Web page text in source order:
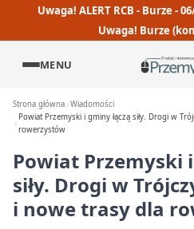
Uwaga! ALERT RCB - Burze -
Uwaga! Burze
MENU
Strona główna Wiadomości
Powiat Przemyski i gminy łączą siły. Drogi w
rowerzystów
Powiat Przemyski
siły. Drogi w
i nowe trasy dla